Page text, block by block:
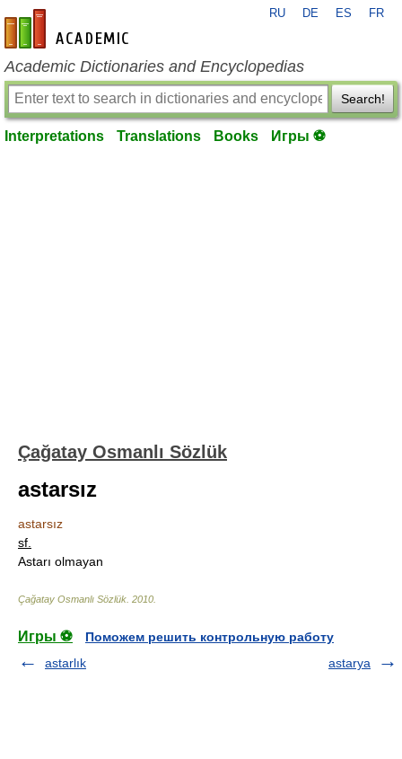
en-academic.com
RU DE ES FR
Academic Dictionaries and Encyclopedias
Search!
Interpretations Translations Books Игры ⚽
Çağatay Osmanlı Sözlük
astarsız
astarsız
sf.
Astarı olmayan
Çağatay Osmanlı Sözlük 2010
Игры ⚽
Поможем решить контрольную работу
astarlık
astarya